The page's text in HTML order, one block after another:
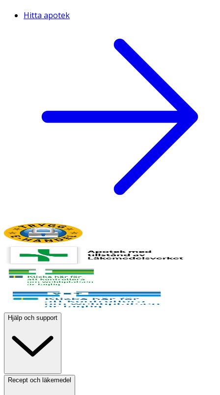
Hitta apotek
Hjälp och support
Recept och läkemedel